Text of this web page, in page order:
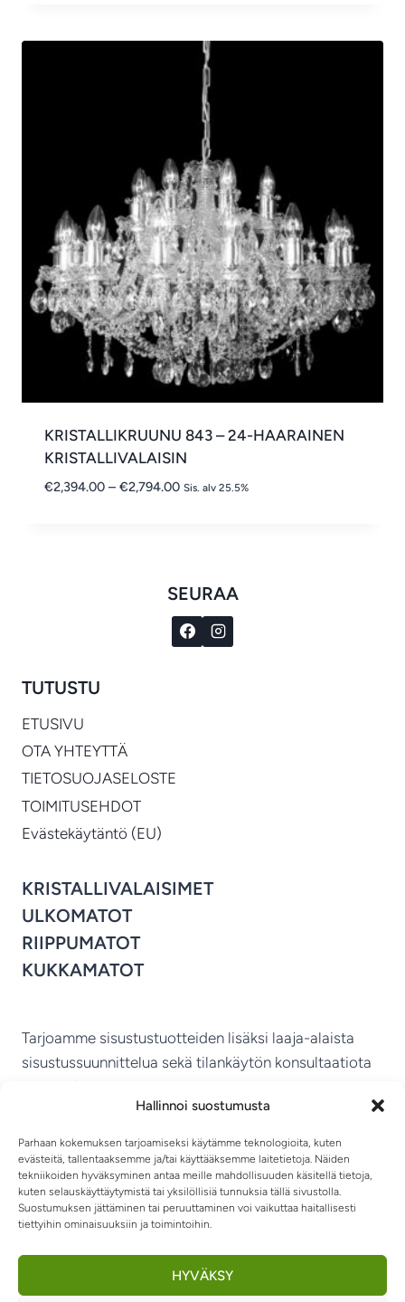
Hallinnoi suostumusta
Parhaan kokemuksen tarjoamiseksi käytämme teknologioita, kuten
evästeitä, tallentaaksemme ja/tai käyttääksemme laitetietoja. Näiden
tekniikoiden hyväksyminen antaa meille mahdollisuuden käsitellä tietoja,
kuten selauskäyttäytymistä tai yksilöllisiä tunnuksia tällä sivustolla.
Suostumuksen jättäminen tai peruuttaminen voi vaikuttaa haitallisesti
tiettyihin ominaisuuksiin ja toimintoihin.
HYVÄKSY
KRISTALLIKRUUNU 843 – 24-HAARAINEN
KRISTALLIVALAISIN
€2,394.00 – €2,794.00Hintaluokka:
Sis. alv 25.5%
SEURAA
TUTUSTU
ETUSIVU
OTA YHTEYTTÄ
TIETOSUOJASELOSTE
TOIMITUSEHDOT
Evästekäytäntö (EU)
KRISTALLIVALAISIMET
ULKOMATOT
RIIPPUMATOT
KUKKAMATOT
Tarjoamme sisustustuotteiden lisäksi laaja-alaista
sisustussuunnittelua sekä tilankäytön konsultaatiota
MIKKELIN VITRIINI KY
TIETOSUOJASELOSTE
RIIPPUMATOT JA -TUOLIT